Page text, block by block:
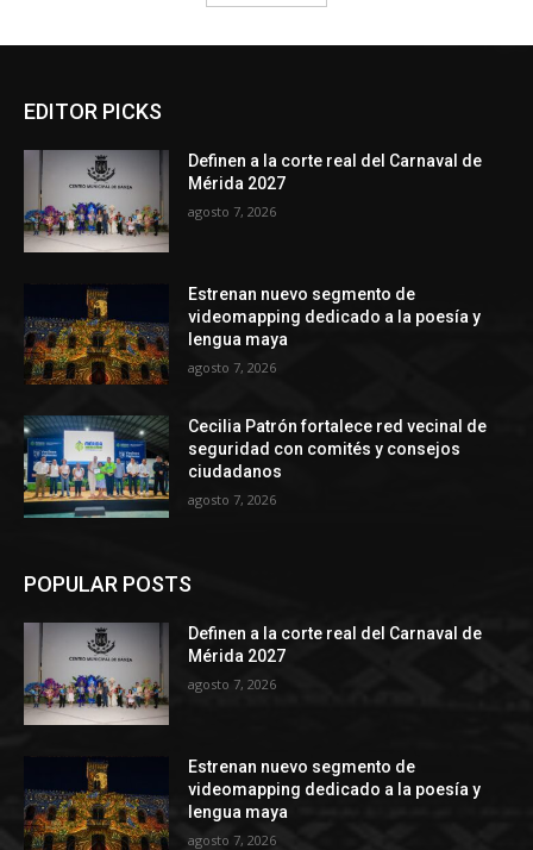
EDITOR PICKS
Definen a la corte real del Carnaval de
Mérida 2027
agosto 7, 2026
Estrenan nuevo segmento de
videomapping dedicado a la poesía y
lengua maya
agosto 7, 2026
Cecilia Patrón fortalece red vecinal de
seguridad con comités y consejos
ciudadanos
agosto 7, 2026
POPULAR POSTS
Definen a la corte real del Carnaval de
Mérida 2027
agosto 7, 2026
Estrenan nuevo segmento de
videomapping dedicado a la poesía y
lengua maya
agosto 7, 2026